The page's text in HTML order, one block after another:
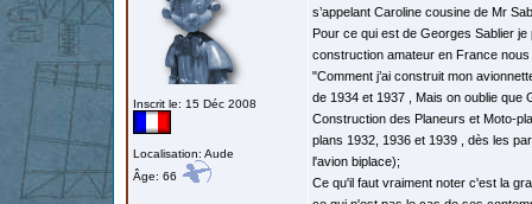
Inscrit le: 15 Déc 2008
Localisation: Aude
Âge: 66
s’appelant Caroline cousine de Mr
Pour ce qui est de Georges Sablier
construction amateur en France
"Comment j’ai construit mon
de 1934 et 1937 , Mais on oublie que
Construction des Planeurs et Moto-
plans 1932, 1936 et 1939 , dès les
l'avion biplace);
Ce qu'il faut vraiment noter c'est la